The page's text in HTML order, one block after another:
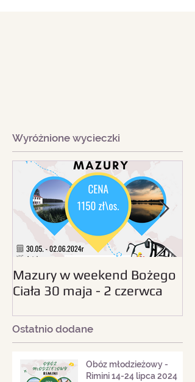
Wyróżnione wycieczki
Mazury w weekend Bożego
Ciała 30 maja - 2 czerwca
Ostatnio dodane
Obóz młodzieżowy -
Rimini 14-24 lipca 2024